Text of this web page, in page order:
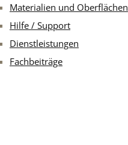
Materialien und Oberflächen
Hilfe / Support
Dienstleistungen
Fachbeiträge